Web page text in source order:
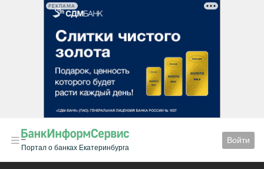
РЕКЛАМА
Портал о банках Екатеринбурга
Войти